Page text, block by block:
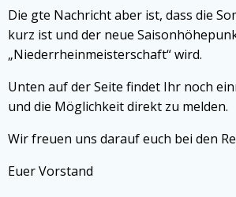
Die gte Nachricht aber ist, dass die
kurz ist und der neue
„Niederrheinmeisterschaft“ wird.
Unten auf der Seite findet Ihr noch
und die Möglichkeit direkt zu melden.
Wir freuen uns darauf euch bei den
Euer Vorstand